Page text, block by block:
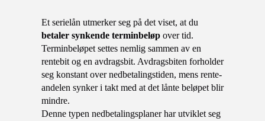
Et serielån utmerker seg på det viset, at du
betaler synkende terminbeløp over tid.
Terminbeløpet settes nemlig sammen av en
rentebit og en avdragsbit. Avdragsbiten forholder
seg konstant over nedbetalingstiden, mens rente-
andelen synker i takt med at det lånte beløpet blir
mindre.
Denne typen nedbetalingsplaner har utviklet seg